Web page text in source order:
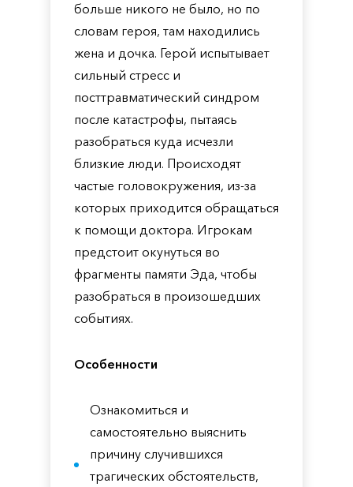
больше никого не было, но по
словам героя, там находились
жена и дочка. Герой испытывает
сильный стресс и
посттравматический синдром
после катастрофы, пытаясь
разобраться куда исчезли
близкие люди. Происходят
частые головокружения, из-за
которых приходится обращаться
к помощи доктора. Игрокам
предстоит окунуться во
фрагменты памяти Эда, чтобы
разобраться в произошедших
событиях.
Особенности
Ознакомиться и
самостоятельно выяснить
причину случившихся
трагических обстоятельств,